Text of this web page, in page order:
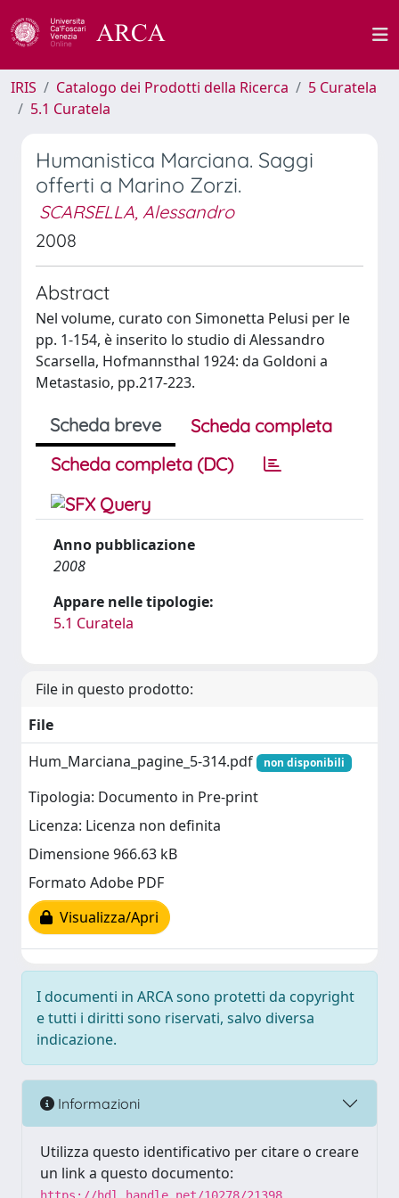
IRIS Catalogo dei Prodotti della Ricerca
5 Curatela
5.1 Curatela
Humanistica Marciana. Saggi
offerti a Marino Zorzi.
SCARSELLA, Alessandro
2008
Abstract
Nel volume, curato con Simonetta Pelusi per le
pp. 1-154, è inserito lo studio di Alessandro
Scarsella, Hofmannsthal 1924: da Goldoni a
Metastasio, pp.217-223.
Scheda breve
Scheda completa
Scheda completa (DC)
Anno pubblicazione
2008
Appare nelle tipologie:
5.1 Curatela
File in questo prodotto:
File
Hum_Marciana_pagine_5-314.pdf
non disponibili
Tipologia: Documento in Pre-print
Licenza: Licenza non definita
Dimensione 966.63 kB
Formato Adobe PDF
Visualizza/Apri
I documenti in ARCA sono protetti da copyright
e tutti i diritti sono riservati, salvo diversa
indicazione.
Informazioni
Utilizza questo identificativo per citare o creare
un link a questo documento: